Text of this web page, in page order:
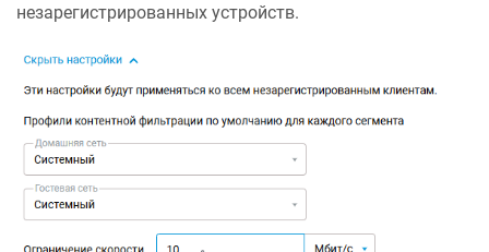
незарегистрированных устройств.